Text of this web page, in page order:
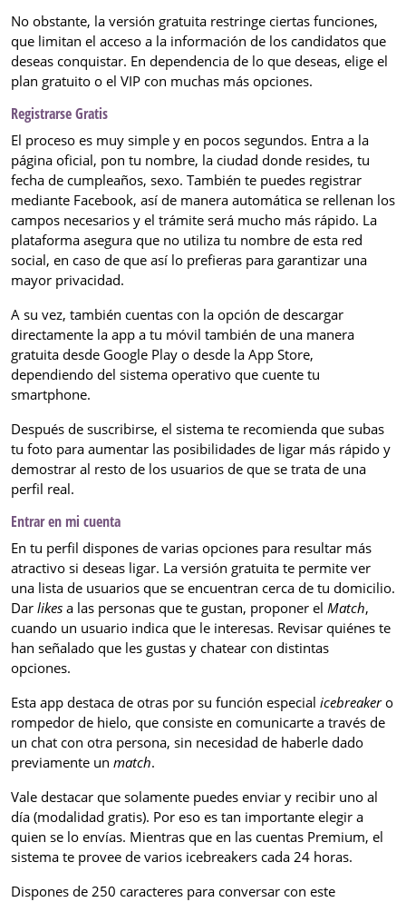
No obstante, la versión gratuita restringe ciertas funciones,
que limitan el acceso a la información de los candidatos que
deseas conquistar. En dependencia de lo que deseas, elige el
plan gratuito o el VIP con muchas más opciones.
Registrarse Gratis
El proceso es muy simple y en pocos segundos. Entra a la
página oficial, pon tu nombre, la ciudad donde resides, tu
fecha de cumpleaños, sexo. También te puedes registrar
mediante Facebook, así de manera automática se rellenan los
campos necesarios y el trámite será mucho más rápido. La
plataforma asegura que no utiliza tu nombre de esta red
social, en caso de que así lo prefieras para garantizar una
mayor privacidad.
A su vez, también cuentas con la opción de descargar
directamente la app a tu móvil también de una manera
gratuita desde Google Play o desde la App Store,
dependiendo del sistema operativo que cuente tu
smartphone.
Después de suscribirse, el sistema te recomienda que subas
tu foto para aumentar las posibilidades de ligar más rápido y
demostrar al resto de los usuarios de que se trata de una
perfil real.
Entrar en mi cuenta
En tu perfil dispones de varias opciones para resultar más
atractivo si deseas ligar. La versión gratuita te permite ver
una lista de usuarios que se encuentran cerca de tu domicilio.
Dar likes a las personas que te gustan, proponer el Match,
cuando un usuario indica que le interesas. Revisar quiénes te
han señalado que les gustas y chatear con distintas
opciones.
Esta app destaca de otras por su función especial icebreakero
rompedor de hielo, que consiste en comunicarte a través de
un chat con otra persona, sin necesidad de haberle dado
previamente un match.
Vale destacar que solamente puedes enviar y recibir uno al
día (modalidad gratis). Por eso es tan importante elegir a
quien se lo envías. Mientras que en las cuentas Premium, el
sistema te provee de varios icebreakers cada 24 horas.
Dispones de 250 caracteres para conversar con este